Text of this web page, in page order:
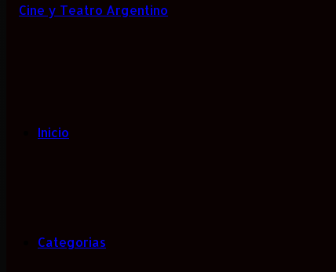
Inicio
Categorias